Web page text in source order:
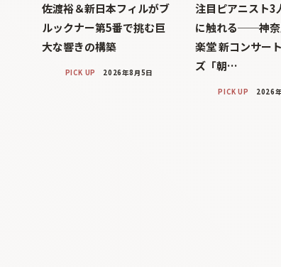
佐渡裕＆新日本フィルがブ
ルックナー第5番で挑む巨
大な響きの構築
PICK UP 2026年8月5日
注目ピアニスト3
に触れる──神奈
楽堂 新コンサー
ズ「朝…
PICK UP 2026